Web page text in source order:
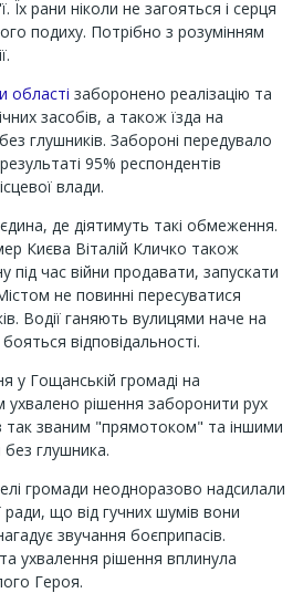
Їх рани ніколи не загояться і серця
подиху. Потрібно з розумінням
області заборонено реалізацію та
засобів, а також їзда на
глушників. Забороні передувало
95% респондентів
влади.
де діятимуть такі обмеження.
Києва Віталій Кличко також
під час війни продавати, запускати
не повинні пересуватися
Водії ганяють вулицями наче на
відповідальності.
у Гощанській громаді на
ухвалено рішення заборонити рух
так званим "прямотоком" та іншими
глушника.
громади неодноразово надсилали
що від гучних шумів вони
звучання боєприпасів.
ухвалення рішення вплинула
Героя.